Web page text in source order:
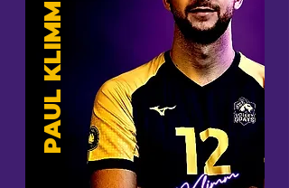
PAUL KLIMM